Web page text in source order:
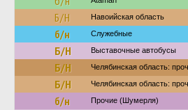
Б/Н Навоийская область
б/н Служебные
Б/Н Выставочные автобусы
Б/Н Челябинская область:
Б/Н Челябинская область:
б/н Прочие (Шумерля)